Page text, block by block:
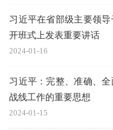
习近平在省部级主要领
开班式上发表重要讲话
2024-01-16
习近平：完整、准确、
战线工作的重要思想
2024-01-15